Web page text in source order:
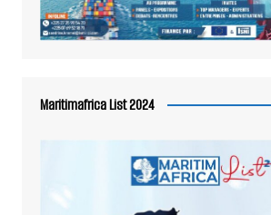
Maritimafrica List 2024